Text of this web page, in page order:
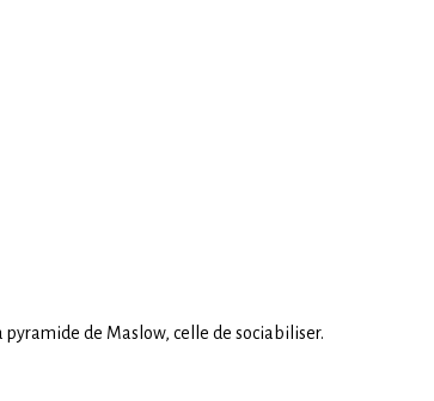
de Maslow, celle de sociabiliser.